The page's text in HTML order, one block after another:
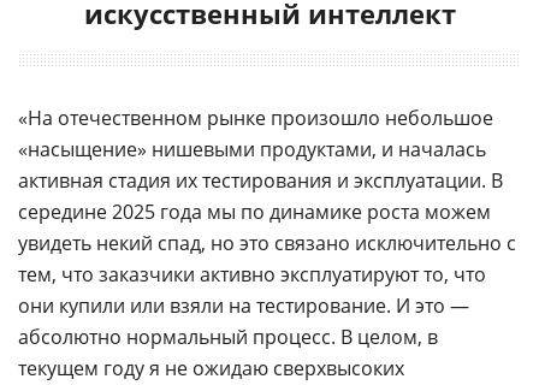
искусственный интеллект
«На отечественном рынке произошло небольшое
«насыщение» нишевыми продуктами, и началась
активная стадия их тестирования и эксплуатации. В
середине 2025 года мы по динамике роста можем
увидеть некий спад, но это связано исключительно с
тем, что заказчики активно эксплуатируют то, что
они купили или взяли на тестирование. И это —
абсолютно нормальный процесс. В целом, в
текущем году я не ожидаю сверхвысоких